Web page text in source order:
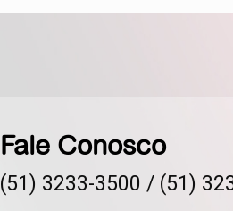
Fale Conosco
(51) 3233-3500 / (51)